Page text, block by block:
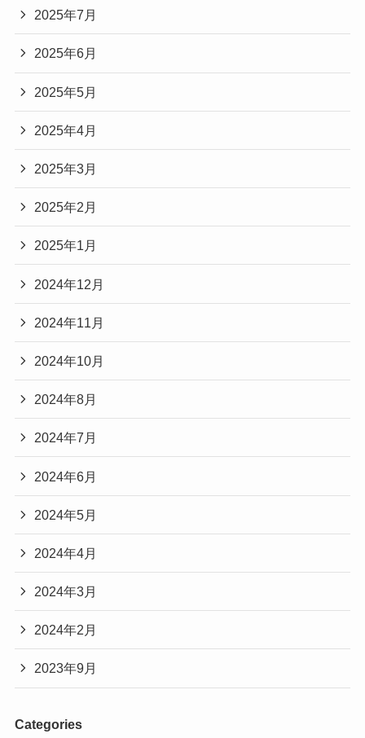
2025年7月
2025年6月
2025年5月
2025年4月
2025年3月
2025年2月
2025年1月
2024年12月
2024年11月
2024年10月
2024年8月
2024年7月
2024年6月
2024年5月
2024年4月
2024年3月
2024年2月
2023年9月
Categories